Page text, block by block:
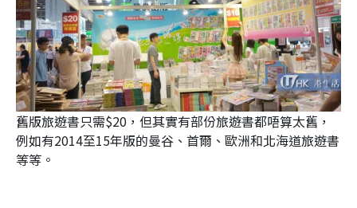
舊版旅遊書只需$20，但其實有部份旅遊書都唔算太舊，
例如有2014至15年版的曼谷、首爾、歐洲和北海道旅遊書
等等。